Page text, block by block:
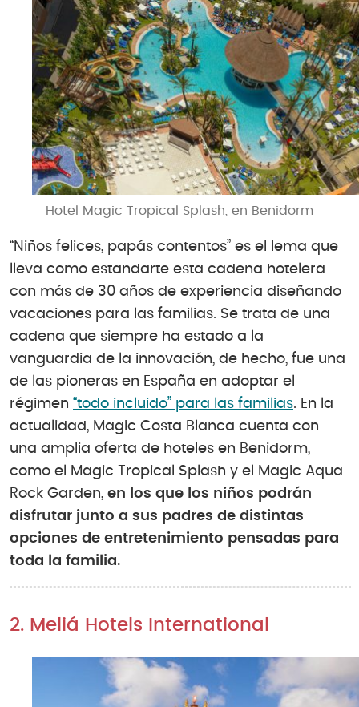
Hotel Magic Tropical Splash, en Benidorm
“Niños felices, papás contentos” es el lema que
lleva como estandarte esta cadena hotelera
con más de 30 años de experiencia diseñando
vacaciones para las familias. Se trata de una
cadena que siempre ha estado a la
vanguardia de la innovación, de hecho, fue una
de las pioneras en España en adoptar el
régimen “todo incluido” para las familias. En la
actualidad, Magic Costa Blanca cuenta con
una amplia oferta de hoteles en Benidorm,
como el Magic Tropical Splash y el Magic Aqua
Rock Garden, en los que los niños podrán
disfrutar junto a sus padres de distintas
opciones de entretenimiento pensadas para
toda la familia.
2. Meliá Hotels International